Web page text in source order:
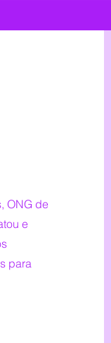
ONG de
e
para